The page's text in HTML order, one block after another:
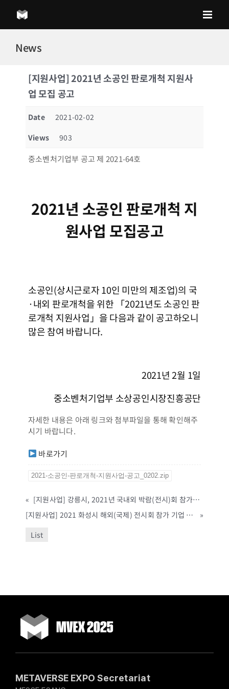
content
News
[지원사업] 2021년 소공인 판로개척 지원사
업 모집 공고
Date
2021-02-02
Views
903
중소벤처기업부 공고 제 2021-64호
2021년 소공인 판로개척 지
원사업 모집공고
소공인(상시근로자 10인 미만의 제조업)의 국
·내외 판로개척을 위한 「2021년도 소공인 판
로개척 지원사업」을 다음과 같이 공고하오니
많은 참여 바랍니다.
2021년 2월 1일
중소벤처기업부 소상공인시장진흥공단
자세한 내용은 아래 링크와 첨부파일을 통해 확인해주
시기 바랍니다.
바로가기
2021-소공인-판로개척-지원사업-공고_0202.zip
«
[지원사업] 강릉시, 2021년 국내외 박람(전시)회 참가지원 계획 공고(~2월 5일까지)
[지원사업] 2021 화성시 해외(국제) 전시회 참가 기업 모집 공고 (화성시, ~2/18까지)
»
List
METAVERSE EXPO Secretariat